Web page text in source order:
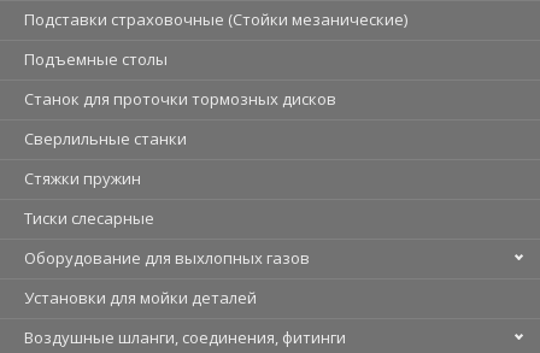
Подставки страховочные (Стойки мезанические)
Подъемные столы
Станок для проточки тормозных дисков
Сверлильные станки
Стяжки пружин
Тиски слесарные
Оборудование для выхлопных газов
Установки для мойки деталей
Воздушные шланги, соединения, фитинги